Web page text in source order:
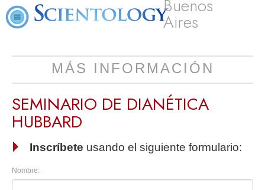
Buenos
Aires
MÁS INFORMACIÓN
SEMINARIO DE DIANÉTICA
HUBBARD
Inscríbete usando el siguiente formulario:
Nombre: